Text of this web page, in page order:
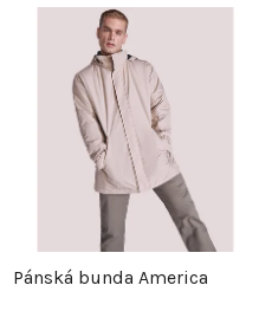
Pánská bunda America